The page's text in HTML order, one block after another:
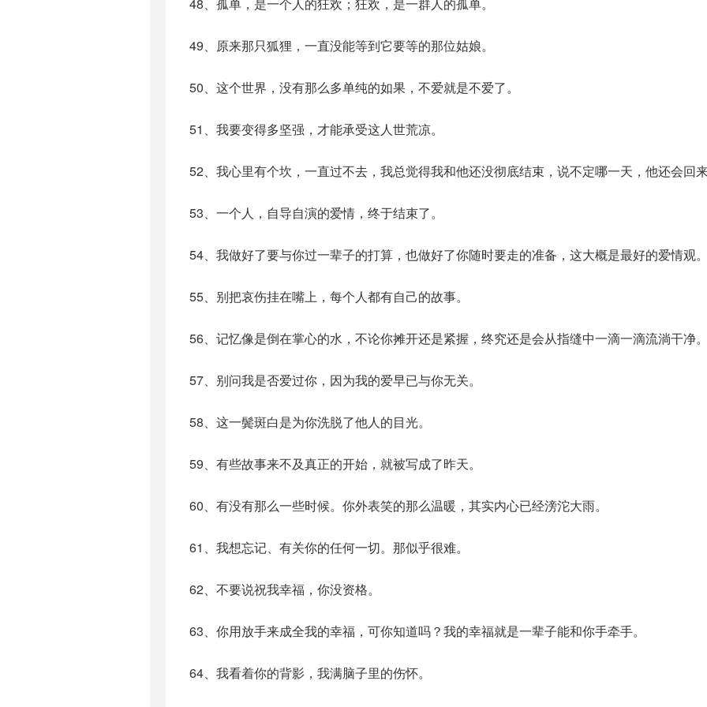
49、原来那只狐狸，一直没能等到它要等的那位姑娘。
50、这个世界，没有那么多单纯的如果，不爱就是不爱了。
51、我要变得多坚强，才能承受这人世荒凉。
52、我心里有个坎，一直过不去，我总觉得我和他还没彻底结束，说不定哪一天，他还会回来
53、一个人，自导自演的爱情，终于结束了。
54、我做好了要与你过一辈子的打算，也做好了你随时要走的准备，这大概是最好的爱情观。
55、别把哀伤挂在嘴上，每个人都有自己的故事。
56、记忆像是倒在掌心的水，不论你摊开还是紧握，终究还是会从指缝中一滴一滴流淌干净。
57、别问我是否爱过你，因为我的爱早已与你无关。
58、这一鬓斑白是为你洗脱了他人的目光。
59、有些故事来不及真正的开始，就被写成了昨天。
60、有没有那么一些时候。你外表笑的那么温暖，其实内心已经滂沱大雨。
61、我想忘记、有关你的任何一切。那似乎很难。
62、不要说祝我幸福，你没资格。
63、你用放手来成全我的幸福，可你知道吗？我的幸福就是一辈子能和你手牵手。
64、我看着你的背影，我满脑子里的伤怀。